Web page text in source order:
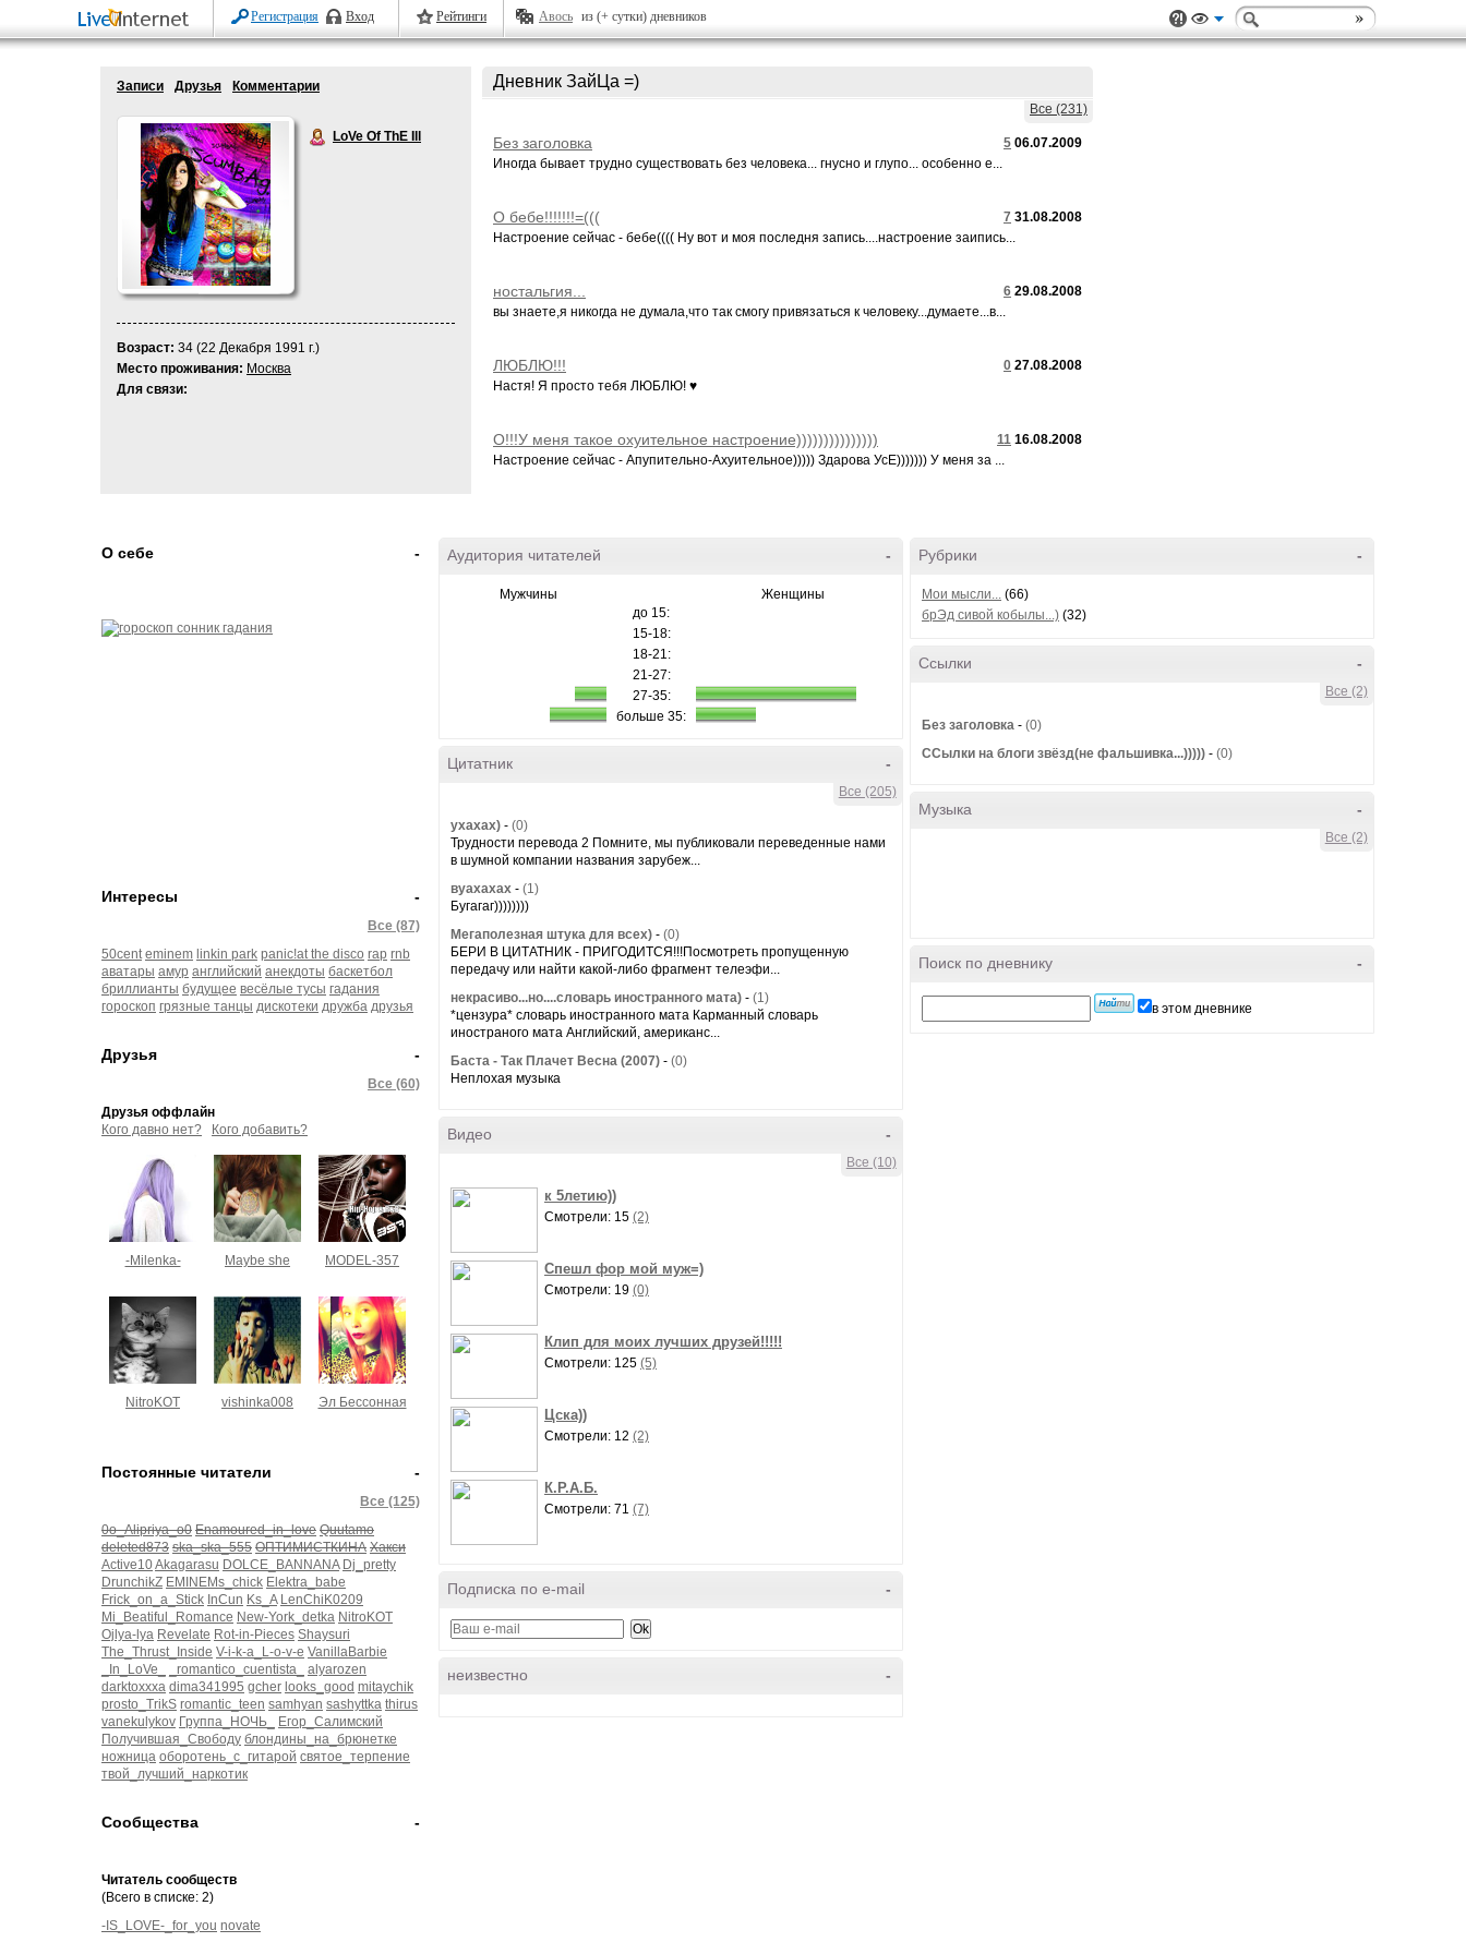
Регистрация Вход Рейтинги Авось из (+ сутки) дневников
Записи Друзья Комментарии
LoVe Of ThE Ill
Возраст: 34 (22 Декабря 1991 г.)
Место проживания: Москва
Для связи:
Дневник ЗайЦа =)
Все (231)
5 06.07.2009
Без заголовка
Иногда бывает трудно существовать без человека... гнусно и глупо... особенно е...
7 31.08.2008
О бебе!!!!!!!=(((
Настроение сейчас - бебе(((( Ну вот и моя последня запись....настроение заипись...
6 29.08.2008
ностальгия...
вы знаете,я никогда не думала,что так смогу привязаться к человеку...думаете...в...
0 27.08.2008
ЛЮБЛЮ!!!
Настя! Я просто тебя ЛЮБЛЮ! ♥
11 16.08.2008
О!!!У меня такое охуительное настроение)))))))))))))))
Настроение сейчас - Апупительно-Ахуительное))))) Здарова УсЕ))))))) У меня за ...
-
О себе
-
Интересы
Все (87)
50cent eminem linkin park panic!at the disco rap rnb
аватары амур английский анекдоты баскетбол
бриллианты будущее весёлые тусы гадания
гороскоп грязные танцы дискотеки дружба друзья
-
Друзья
Все (60)
Друзья оффлайн
Кого давно нет?
Кого добавить?
-Milenka- Maybe she MODEL-357
NitroKOT vishinka008 Эл Бессонная
-
Постоянные читатели
Все (125)
0o_Alipriya_o0 Enamoured_in_love Quutamo
deleted873 ska_ska_555 ОПТИМИСТКИНА Хакси
Active10Akagarasu DOLCE_BANNANA Dj_pretty
DrunchikZ EMINEMs_chick Elektra_babe
Frick_on_a_Stick InCun Ks_A LenChiK0209
Mi_Beatiful_Romance New-York_detka NitroKOT
Ojlya-lya Revelate Rot-in-Pieces Shaysuri
The_Thrust_Inside V-i-k-a_L-o-v-e VanillaBarbie
_In_LoVe_
_romantico_cuentista_
alyarozen
darktoxxxa dima341995 gcher looks_good mitaychik
prosto_TrikS romantic_teen samhyan sashyttka thirus
vanekulykov Группа_НОЧЬ_
Егор_Салимский
Получившая_Свободу блондины_на_брюнетке
ножница оборотень_с_гитарой святое_терпение
твой_лучший_наркотик
-
Сообщества
Читатель сообществ
(Всего в списке: 2)
-IS_LOVE-_for_you novate
-
Аудитория читателей
Мужчины
Женщины
до 15:
15-18:
18-21:
21-27:
27-35:
больше 35:
-
Цитатник
Все (205)
ухахах) - (0)
Трудности перевода 2 Помните, мы публиковали переведенные нами
в шумной компании названия зарубеж...
вуахахах - (1)
Бугагаг))))))))
Мегаполезная штука для всех) - (0)
БЕРИ В ЦИТАТНИК - ПРИГОДИТСЯ!!!Посмотреть пропущенную
передачу или найти какой-либо фрагмент телеэфи...
некрасиво...но....словарь иностранного мата) - (1)
*цензура* словарь иностранного мата Карманный словарь
иностраного мата Английский, американс...
Баста - Так Плачет Весна (2007) - (0)
Неплохая музыка
-
Видео
Все (10)
к 5летию))
Смотрели: 15 (2)
Спешл фор мой муж=)
Смотрели: 19 (0)
Клип для моих лучших друзей!!!!!
Смотрели: 125 (5)
Цска))
Смотрели: 12 (2)
К.Р.А.Б.
Смотрели: 71 (7)
-
Подписка по e-mail
-
неизвестно
-
Рубрики
Мои мысли... (66)
брЭд сивой кобылы...) (32)
-
Ссылки
Все (2)
Без заголовка - (0)
ССылки на блоги звёзд(не фальшивка...))))) - (0)
-
Музыка
Все (2)
-
Поиск по дневнику
в этом дневнике